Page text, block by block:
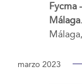
Fycma
Málaga.
marzo 2023